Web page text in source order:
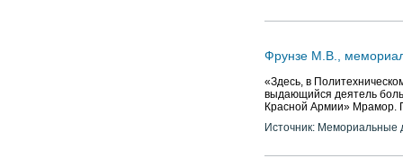
Фрунзе М.В.,
«Здесь, в
выдающийся деятель
Красной Армии» Мрамор.
Источник: Мемориальные